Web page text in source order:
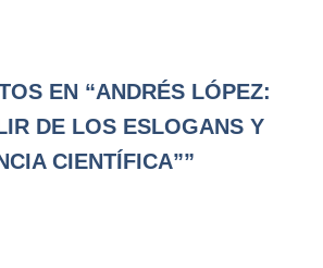
EN “ANDRÉS LÓPEZ:
DE LOS ESLOGANS Y
CIENTÍFICA””